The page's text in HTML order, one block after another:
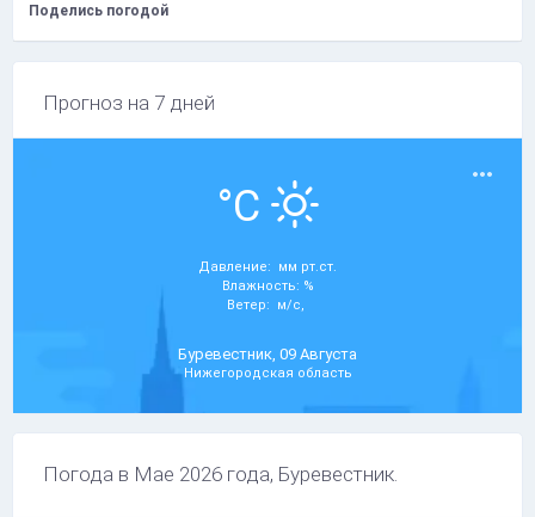
Поделись погодой
Прогноз на 7 дней
°C
Давление: мм рт.ст.
Влажность: %
Ветер: м/с,
Буревестник, 09 Августа
Нижегородская область
Погода в Мае 2026 года, Буревестник.